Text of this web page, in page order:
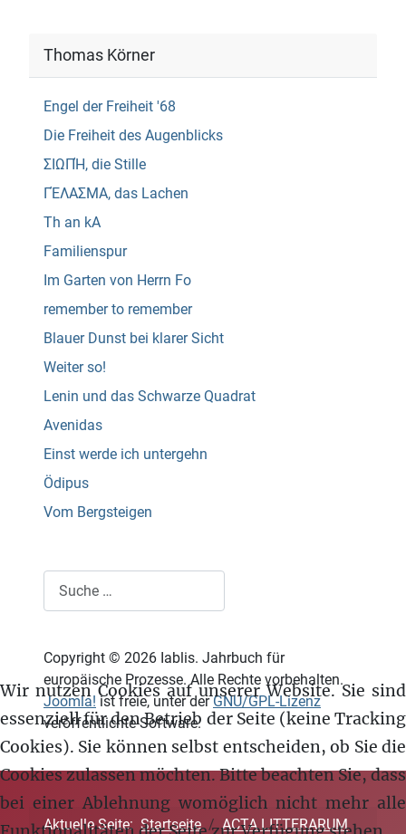
Thomas Körner
Engel der Freiheit '68
Die Freiheit des Augenblicks
ΣΙΩΠΉ, die Stille
ΓΈΛΑΣΜΑ, das Lachen
Th an kA
Familienspur
Im Garten von Herrn Fo
remember to remember
Blauer Dunst bei klarer Sicht
Weiter so!
Lenin und das Schwarze Quadrat
Avenidas
Einst werde ich untergehn
Ödipus
Vom Bergsteigen
Copyright © 2026 Iablis. Jahrbuch für
europäische Prozesse. Alle Rechte vorbehalten.
Joomla! ist freie, unter derGNU/GPL-Lizenz
veröffentlichte Software.
Aktuelle Seite: Startseite ACTA LITTERARUM
Wir nutzen Cookies auf unserer Website. Sie sind
essenziell für den Betrieb der Seite (keine Tracking
Cookies). Sie können selbst entscheiden, ob Sie die
Cookies zulassen möchten. Bitte beachten Sie, dass
bei einer Ablehnung womöglich nicht mehr alle